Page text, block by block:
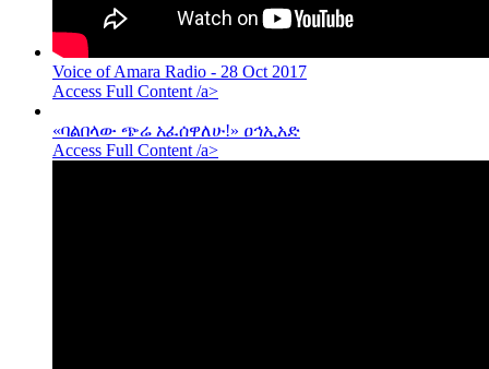
Voice of Amara Radio - 28 Oct 2017
Access Full Content /a>
«ባልበላው ጭሬ አፈሰዋለሁ!» ዐኅኢአድ
Access Full Content /a>